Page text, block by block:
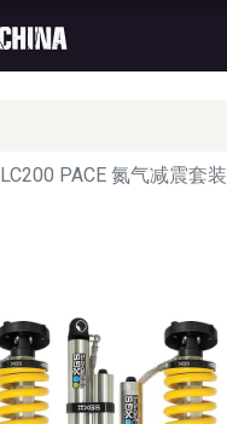
LC200 PACE 氮气减震套装